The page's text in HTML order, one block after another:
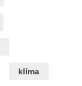
klíma